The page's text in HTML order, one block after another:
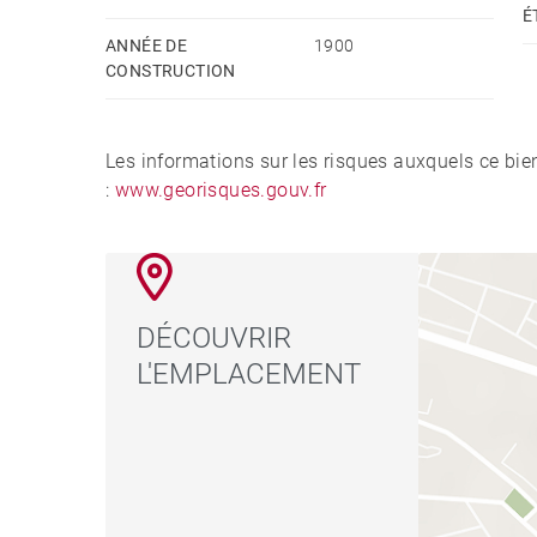
ANNÉE DE
CONSTRUCTION
1900
Les informations sur les risques auxquels ce
: www.georisques.gouv.fr
DÉCOUVRIR
L'EMPLACEMENT